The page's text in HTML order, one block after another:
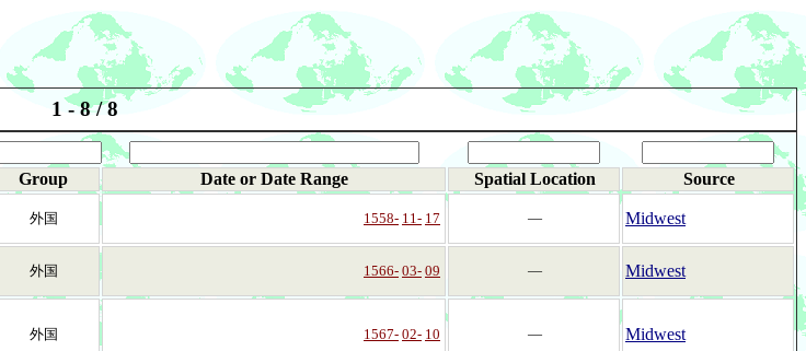
1 - 8 / 8
Group Date or Date Range Spatial Location Source
外国 1558- 11- 17 ― Midwest
外国 1566- 03- 09 ― Midwest
外国 1567- 02- 10 ― Midwest